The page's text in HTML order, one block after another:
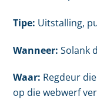
Tipe: Uitstalling,
Wanneer: Solank
Waar: Regdeur
op die webwerf